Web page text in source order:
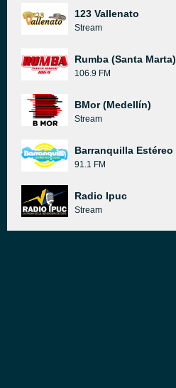
123 Vallenato
Stream
Rumba (Santa Marta)
106.9 FM
BMor (Medellín)
Stream
Barranquilla Estéreo
91.1 FM
Radio Ipuc
Stream